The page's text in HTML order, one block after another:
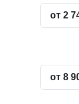
от 2
от 8